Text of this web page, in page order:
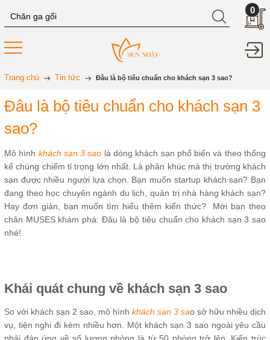
0
Trang chủ Tin tức Đâu là bộ tiêu chuẩn cho khách sạn 3 sao?
Đâu là bộ tiêu chuẩn cho khách sạn 3
sao?
Mô hình khách sạn 3 sao là dòng khách sạn phổ biến và theo thống
kế chúng chiếm tỉ trọng lớn nhất. Là phân khúc mà thị trường khách
sạn được nhiều người lựa chọn. Bạn muốn startup khách sạn? Bạn
đang theo học chuyên ngành du lịch, quản trị nhà hàng khách sạn?
Hay đơn giản, bạn muốn tìm hiểu thêm kiến thức? Mời bạn theo
chân MUSES khám phá: Đâu là bộ tiêu chuẩn cho khách sạn 3 sao
nhé!
Khái quát chung về khách sạn 3 sao
So với khách sạn 2 sao, mô hình khách sạn 3 sao sở hữu nhiều dịch
vụ, tiện nghi đi kèm nhiều hơn. Một khách sạn 3 sao ngoài yêu cầu